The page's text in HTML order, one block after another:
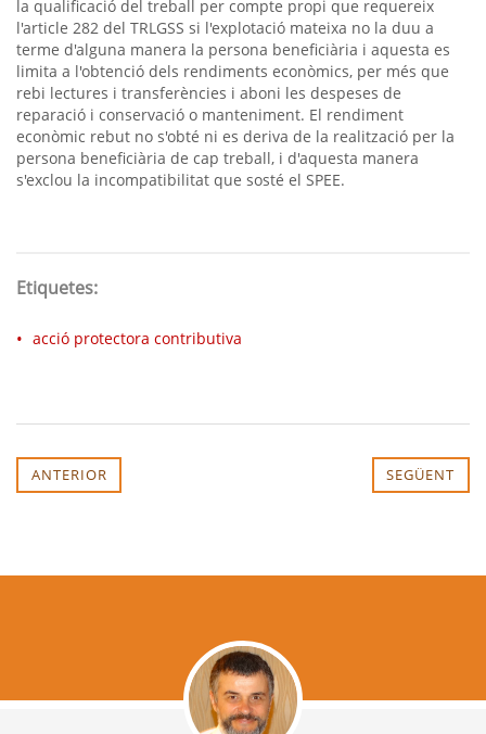
la qualificació del treball per compte propi que requereix
l'article 282 del TRLGSS si l'explotació mateixa no la duu a
terme d'alguna manera la persona beneficiària i aquesta es
limita a l'obtenció dels rendiments econòmics, per més que
rebi lectures i transferències i aboni les despeses de
reparació i conservació o manteniment. El rendiment
econòmic rebut no s'obté ni es deriva de la realització per la
persona beneficiària de cap treball, i d'aquesta manera
s'exclou la incompatibilitat que sosté el SPEE.
Etiquetes:
acció protectora contributiva
ANTERIOR SEGÜENT